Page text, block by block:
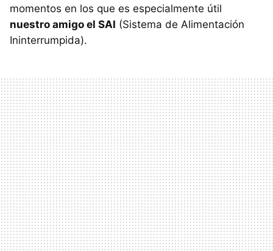
momentos en los que es especialmente útil
nuestro amigo el SAI (Sistema de Alimentación
Ininterrumpida).